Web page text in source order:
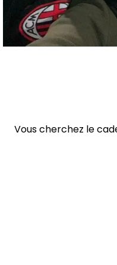
Vous cherchez le